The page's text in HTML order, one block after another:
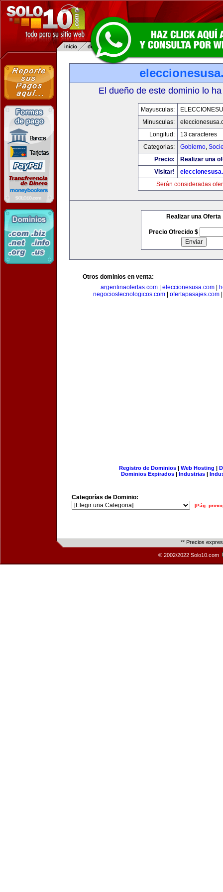
El dueño de este dominio lo
Mayusculas:
Minusculas:
Longitud:
13 caracteres
Categorias:
Gobierno,
Precio:
Realizar una
Visitar!
Serán consideradas
Realizar una Oferta
Precio Ofrecido $
Otros dominios en venta:
argentinaofertas.com| eleccionesusa.com|
negociostecnologicos.com
ofertapasajes.com
Registro de Dominios| Web Hosting |
Dominios Expirados | Industrias |
Categorías de Dominio:
[Pág.
** Precios
© 2002/2022 Solo10.com